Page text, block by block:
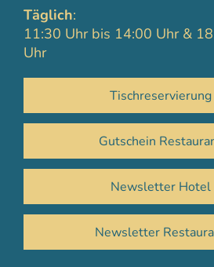
Täglich:
11:30 Uhr bis 14:00 Uhr &
Uhr
Tischreservierung
Gutschein
Newsletter Hotel
Newsletter